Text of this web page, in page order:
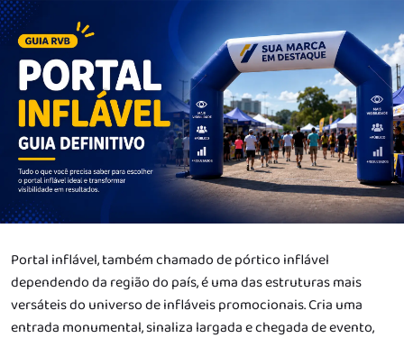
Portal inflável, também chamado de pórtico inflável
dependendo da região do país, é uma das estruturas mais
versáteis do universo de infláveis promocionais. Cria uma
entrada monumental, sinaliza largada e chegada de evento,